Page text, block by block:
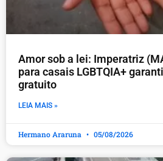
Amor sob a lei: Imperatriz
para casais LGBTQIA+
gratuito
LEIA MAIS »
Hermano Araruna 05/08/2026